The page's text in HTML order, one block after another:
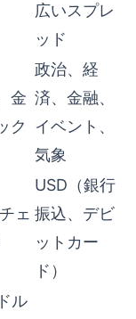
広いスプレ
ッド
金
ク
政治、経
済、金融、
イベント、
気象
ェ
USD（銀行
振込、デビ
ットカー
ド）
ル